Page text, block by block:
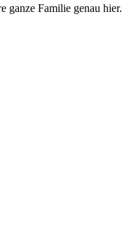
ganze Familie genau hier.